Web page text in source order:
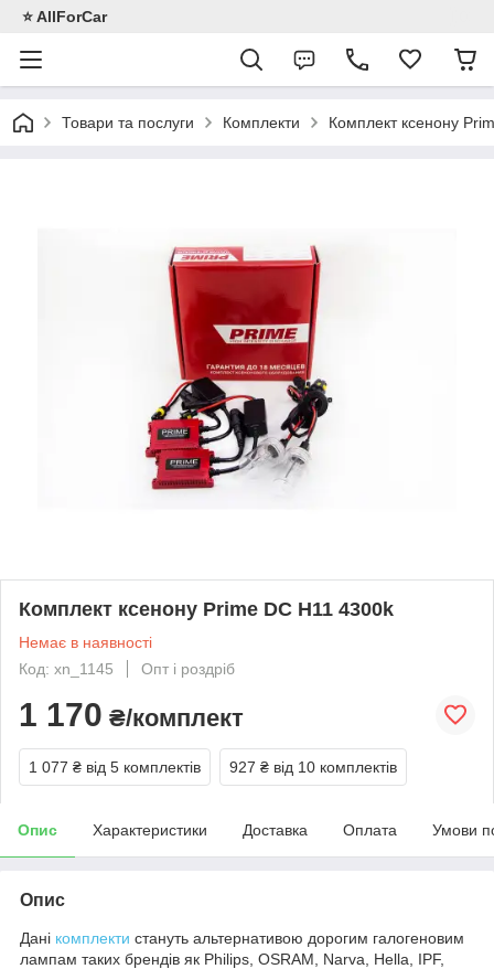
⭐️ AllForCar
Товари та послуги Комплекти Комплект ксенону
Комплект ксенону Prime DC H11 4300k
Немає в наявності
Код: xn_1145
Опт і роздріб
1 170 ₴/комплект
1 077 ₴ від 5 комплектів 927 ₴ від 10 комплектів
Опис Характеристики Доставка Оплата Умови
Опис
Дані комплекти стануть альтернативою дорогим галогеновим
лампам таких брендів як Philips, OSRAM, Narva, Hella, IPF,